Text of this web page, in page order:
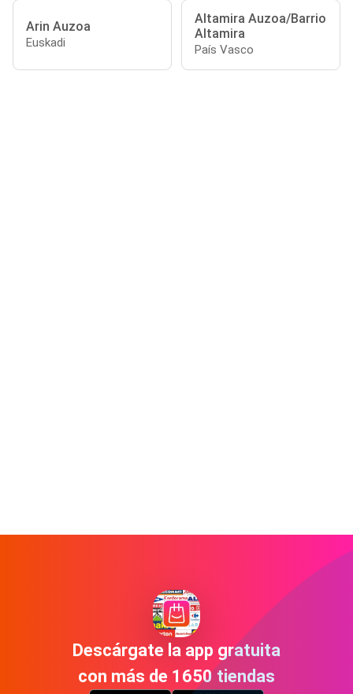
Arin Auzoa
Euskadi
Altamira Auzoa/Barrio
Altamira
País Vasco
Descárgate la app gratuita
con más de 1650 tiendas